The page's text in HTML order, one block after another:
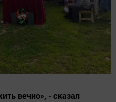
вечно», - сказал